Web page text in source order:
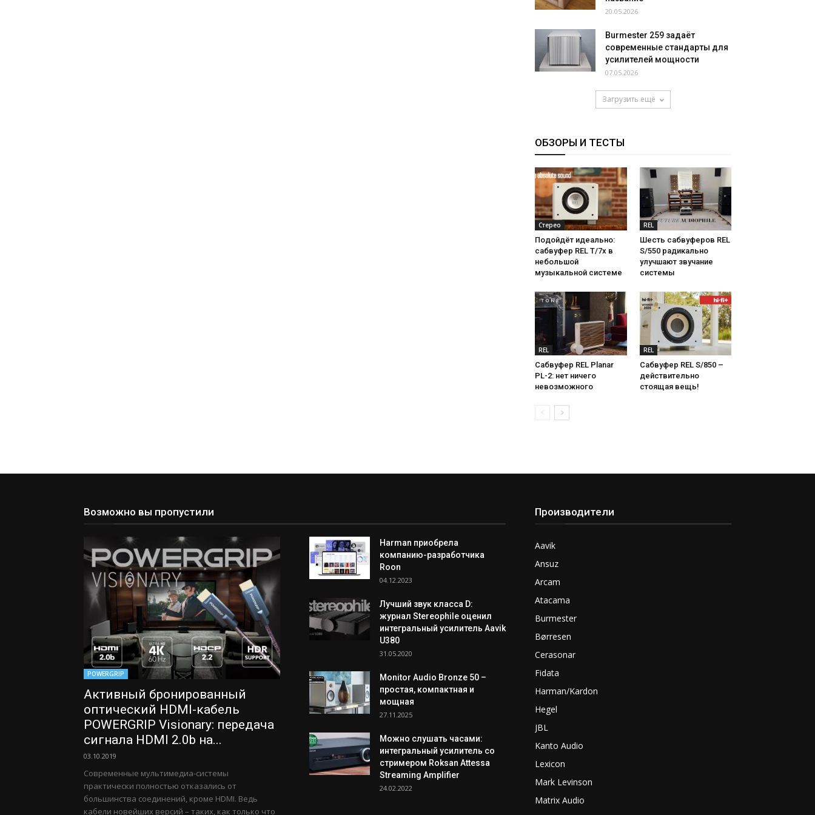
20.05.2026
Burmester 259 задаёт
современные стандарты для
усилителей мощности
07.05.2026
Загрузить ещё
ОБЗОРЫ И ТЕСТЫ
Стерео
Подойдёт идеально:
сабвуфер REL T/7x в
небольшой
музыкальной системе
REL
Шесть сабвуферов REL
S/550 радикально
улучшают звучание
системы
REL
Сабвуфер REL Planar
PL-2: нет ничего
невозможного
REL
Сабвуфер REL S/850 –
действительно
стоящая вещь!
Возможно вы пропустили
POWERGRIP
Активный бронированный
оптический HDMI-кабель
POWERGRIP Visionary: передача
сигнала HDMI 2.0b на...
03.10.2019
Современные мультимедиа-системы
практически полностью отказались от
большинства соединений, кроме HDMI. Ведь
кабели новейших версий – таких, как только что
Harman приобрела
компанию-разработчика
Roon
04.12.2023
Лучший звук класса D:
журнал Stereophile оценил
интегральный усилитель Aavik
U380
31.05.2020
Monitor Audio Bronze 50 –
простая, компактная и
мощная
27.11.2025
Можно слушать часами:
интегральный усилитель со
стримером Roksan Attessa
Streaming Amplifier
24.02.2022
Производители
Aavik
Ansuz
Arcam
Atacama
Burmester
Børresen
Cerasonar
Fidata
Harman/Kardon
Hegel
JBL
Kanto Audio
Lexicon
Mark Levinson
Matrix Audio